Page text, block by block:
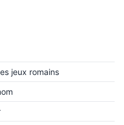
jeux romains